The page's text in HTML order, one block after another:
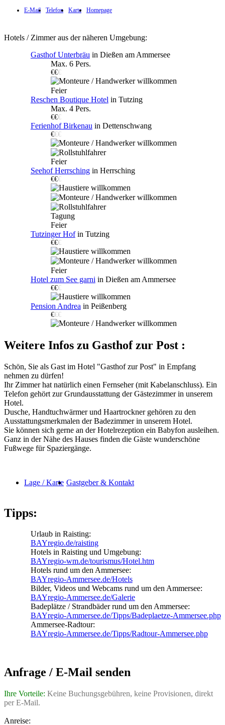
E-Mail Telefon Karte Homepage
Hotels / Zimmer aus der näheren Umgebung:
Gasthof Unterbräu in Dießen am Ammersee
Max. 6 Pers.
€€€
Feier
Reschen Boutique Hotel in Tutzing
Max. 4 Pers.
€€€
Ferienhof Birkenau in Dettenschwang
€€€
Feier
Seehof Herrschingin Herrsching
€€€
Tagung
Feier
Tutzinger Hofin Tutzing
€€€
Feier
Hotel zum See garni in Dießen am Ammersee
€€€
Pension Andrea in Peißenberg
€€€
Weitere Infos zu Gasthof zur Post :
Schön, Sie als Gast im Hotel "Gasthof zur Post" in Empfang
nehmen zu dürfen!
Ihr Zimmer hat natürlich einen Fernseher (mit Kabelanschluss). Ein
Telefon gehört zur Grundausstattung der Gästezimmer in unserem
Hotel.
Dusche, Handtuchwärmer und Haartrockner gehören zu den
Ausstattungsmerkmalen der Badezimmer in unserem Hotel.
Sie können sich gerne an der Hotelrezeption ein Babyfon ausleihen.
Ganz in der Nähe des Hauses finden die Gäste wunderschöne
Fußwege für Spaziergänge.
Lage / Karte Gastgeber & Kontakt
Tipps:
Urlaub in Raisting:
BAYregio.de/raisting
Hotels in Raisting und Umgebung:
BAYregio-wm.de/tourismus/Hotel.htm
Hotels rund um den Ammersee:
BAYregio-Ammersee.de/Hotels
Bilder, Videos und Webcams rund um den Ammersee:
BAYregio-Ammersee.de/Galerie
Badeplätze / Strandbäder rund um den Ammersee:
BAYregio-Ammersee.de/Tipps/Badeplaetze-Ammersee.php
Ammersee-Radtour:
BAYregio-Ammersee.de/Tipps/Radtour-Ammersee.php
Anfrage / E-Mail senden
Ihre Vorteile: Keine Buchungsgebühren, keine Provisionen, direkt
per E-Mail.
Anreise: